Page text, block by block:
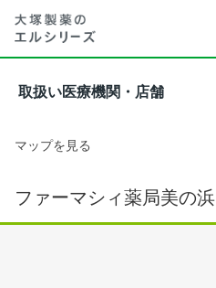
取扱い医療機関・店舗
マップを見る
ファーマシィ薬局美の浜